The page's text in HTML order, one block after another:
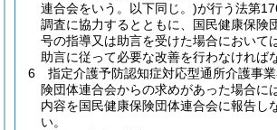
連合会をいう。以下同じ。)が行う法第
調査に協力するとともに、国民健康保険
号の指導又は助言を受けた場合において
助言に従って必要な改善を行わなければ
6
指定介護予防認知症対応型通所介護事
険団体連合会からの求めがあった場合に
内容を国民健康保険団体連合会に報告し
い。